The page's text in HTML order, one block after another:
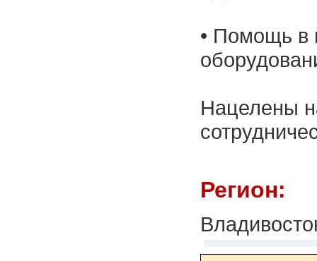
• Помощь в
Нацелены
Регион: